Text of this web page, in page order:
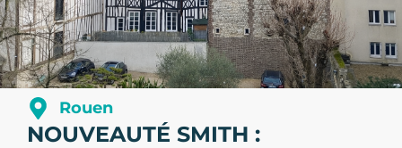
Rouen
NOUVEAUTÉ SMITH :